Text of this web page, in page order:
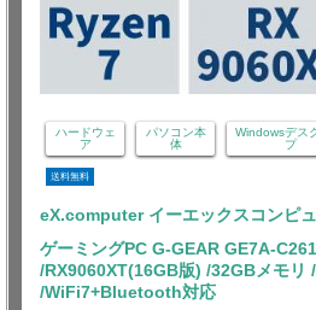
ハードウェ
ア
パソコン本
体
Windowsデス
プ
送料無料
eX.computer イーエックスコンピ
ゲーミングPC G-GEAR GE7A-
/RX9060XT(16GB版) /32GBメモリ
/WiFi7+Bluetooth対応